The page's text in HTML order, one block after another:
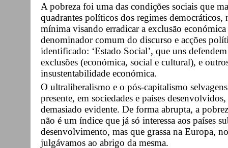
A pobreza foi uma das condições sociais que
quadrantes políticos dos regimes
mínima visando erradicar a exclusão
denominador comum do discurso e acções
identificado: ‘Estado Social’, que uns
exclusões (económica, social e cultural), e
insustentabilidade económica.
O ultraliberalismo e o pós-capitalismo
presente, em sociedades e países
demasiado evidente. De forma abrupta, a
não é um índice que já só interessa aos países
desenvolvimento, mas que grassa na Europa,
julgávamos ao abrigo da mesma.